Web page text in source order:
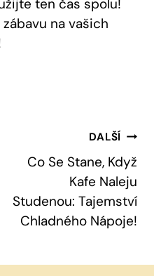
ten čas spolu!
na vašich
DALŠÍ
Co Se Stane, Když
Kafe Naleju
Studenou: Tajemství
Chladného Nápoje!